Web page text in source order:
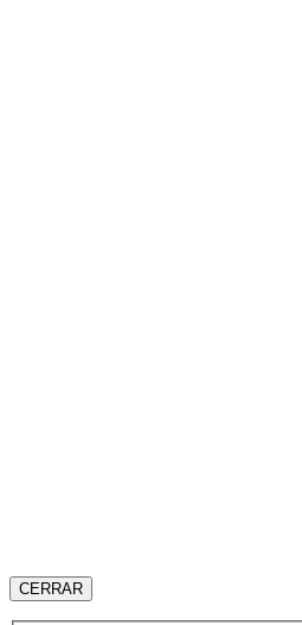
CERRAR